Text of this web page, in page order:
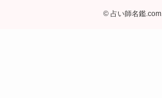
©占い師名鑑.com.